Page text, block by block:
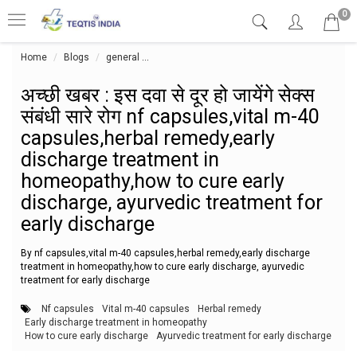
0
Home Blogs general
अच्छी खबर : इस दवा से दूर हो जायेंगे सेक्स
संबंधी सारे रोग nf capsules,vital m-40
capsules,herbal remedy,early
discharge treatment in
homeopathy,how to cure early
discharge, ayurvedic treatment for
early discharge
By nf capsules,vital m-40 capsules,herbal remedy,early discharge
treatment in homeopathy,how to cure early discharge, ayurvedic
treatment for early discharge
Nf capsules Vital m-40 capsules
Herbal remedy
Early discharge treatment in homeopathy
How to cure early discharge
Ayurvedic treatment for early discharge